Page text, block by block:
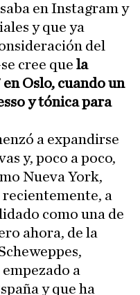
en Instagram y
y que ya
del
cree que la
Oslo, cuando un
y tónica para
a expandirse
y, poco a poco,
Nueva York,
recientemente, a
como una de
ahora, de la
a
y que ha